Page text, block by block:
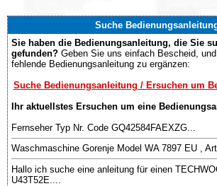
Suche
Sie haben die Bedienungsanleitung, die Sie
gefunden? Geben Sie uns einfach Bescheid,
fehlende Bedienungsanleitung zu ergänzen:
Suche Bedienungsanleitung / Ersuchen um
Ihr aktuellstes Ersuchen um eine
Fernseher Typ Nr. Code GQ42584FAEXZG...
Waschmaschine Gorenje Model WA 7897 EU ,
Hallo ich suche eine anleitung für einen
U43T52E....